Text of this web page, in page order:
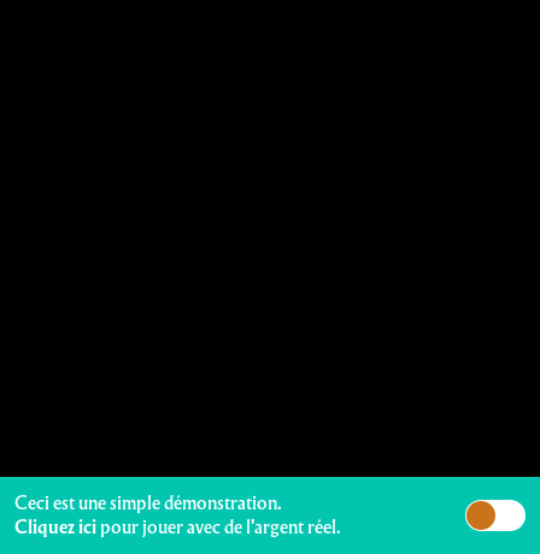
Ceci est une simple démonstration.
Cliquez ici pour jouer avec de l'argent réel.